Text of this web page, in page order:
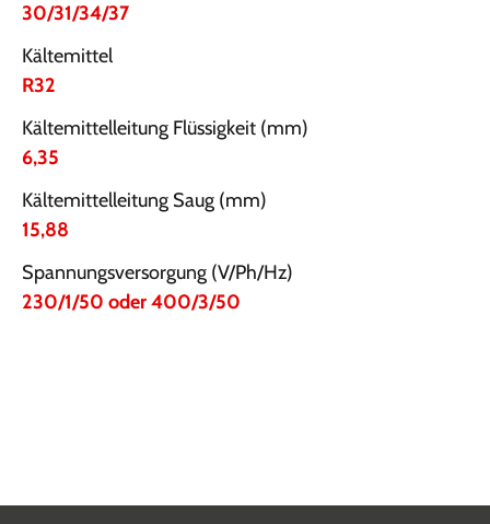
30/31/34/37
Kältemittel
R32
Kältemittelleitung Flüssigkeit (mm)
6,35
Kältemittelleitung Saug (mm)
15,88
Spannungsversorgung (V/Ph/Hz)
230/1/50 oder 400/3/50